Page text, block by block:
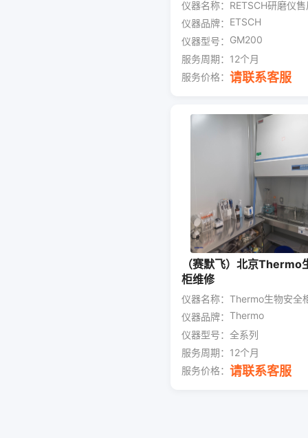
仪器名称： RETSCH研磨仪
仪器品牌： ETSCH
仪器型号： GM200
服务周期： 12个月
服务价格： 请联系客服
（赛默飞）北京Thermo
柜维修
仪器名称： Thermo生物安全
仪器品牌： Thermo
仪器型号： 全系列
服务周期： 12个月
服务价格： 请联系客服